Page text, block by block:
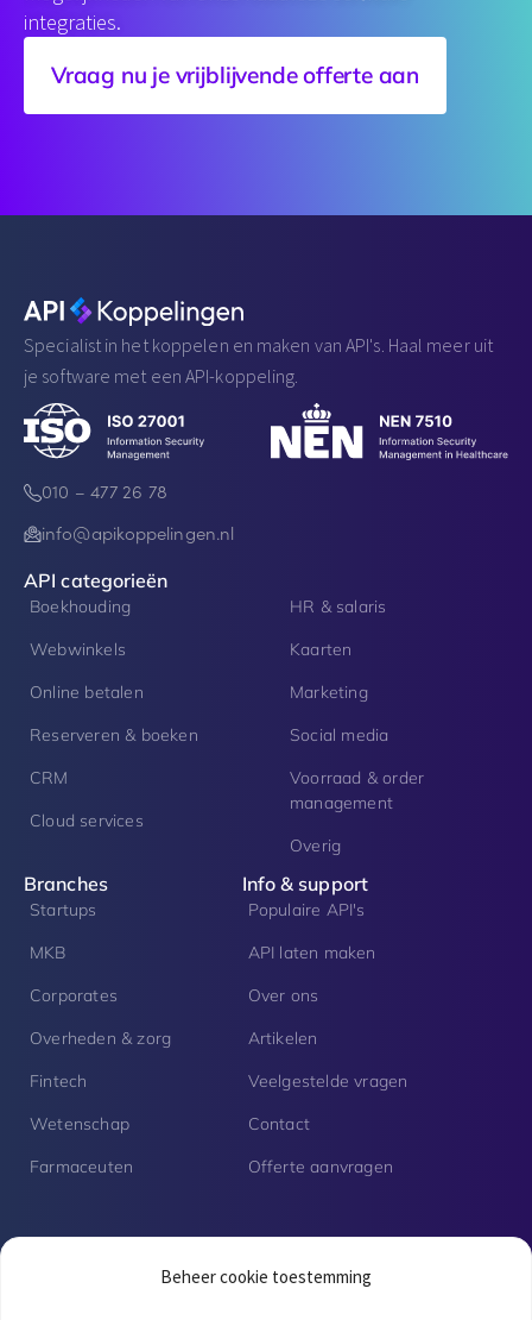
Beheer cookie toestemming
integraties.
Vraag nu je vrijblijvende offerte aan
Specialist in het koppelen en maken van API's. Haal meer uit
je software met een API-koppeling.
010 – 477 26 78
info@apikoppelingen.nl
Branches
Startups
MKB
Corporates
Overheden & zorg
Fintech
Wetenschap
Farmaceuten
API categorieën
Boekhouding
Webwinkels
Online betalen
Reserveren & boeken
CRM
Cloud services
HR & salaris
Kaarten
Marketing
Social media
Voorraad & order
management
Overig
Info & support
Populaire API's
API laten maken
Over ons
Artikelen
Veelgestelde vragen
Contact
Offerte aanvragen